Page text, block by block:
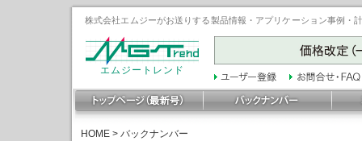
株式会社エムジーがお送りする製品情報・アプリケーション事例
エムジートレンド
HOME > バックナンバー